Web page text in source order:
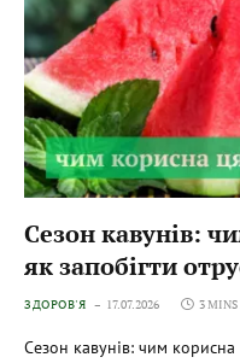
Сезон кавунів:
як запобігти
ЗДОРОВ'Я 17.07.2026 3 MINS
Сезон кавунів: чим